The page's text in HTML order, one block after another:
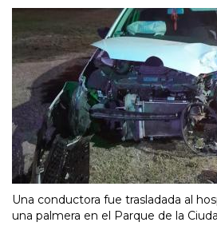
Una conductora fue trasladada al
una palmera en el Parque de la